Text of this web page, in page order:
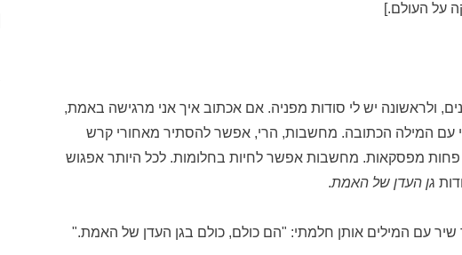
על העולם.]
ולראשונה יש לי סודות מפניה. אם אכתוב איך אני מרגישה באמת,
עם המילה הכתובה. מחשבות, הרי, אפשר להסתיר מאחורי קרש
מפסקאות. מחשבות אפשר לחיות בחלומות. לכל היותר אפגוש
גן העדן של האמת.
עם המילים אותן חלמתי: "הם כולם, כולם בגן העדן של האמת."